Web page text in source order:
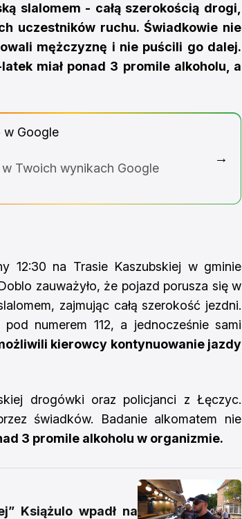
slalomem - całą szerokością drogi,
uczestników ruchu. Świadkowie nie
mężczyznę i nie puścili go dalej.
miał ponad 3 promile alkoholu, a
w Google
Twoich wynikach Google
→
12:30 na Trasie Kaszubskiej w gminie
zauważyło, że pojazd porusza się w
zajmując całą szerokość jezdni.
numerem 112, a jednocześnie sami
kierowcy kontynuowanie jazdy
drogówki oraz policjanci z Łęczyc.
świadków. Badanie alkomatem nie
3 promile alkoholu w organizmie.
Książulo wpadł na